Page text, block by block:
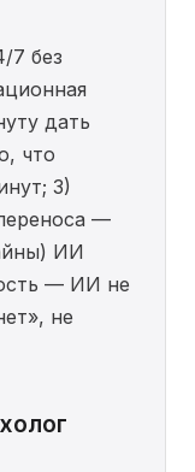
7 без
дать
что
3)
—
ИИ
— ИИ не
не